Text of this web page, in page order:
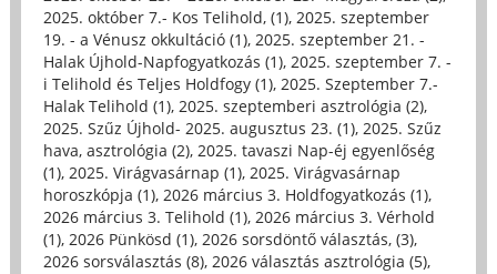
2025. október 7.- Kos Telihold, (1), 2025. szeptember
19. - a Vénusz okkultáció (1), 2025. szeptember 21. -
Halak Újhold-Napfogyatkozás (1), 2025. szeptember 7. -
i Telihold és Teljes Holdfogy (1), 2025. Szeptember 7.-
Halak Telihold (1), 2025. szeptemberi asztrológia (2),
2025. Szűz Újhold- 2025. augusztus 23. (1), 2025. Szűz
hava, asztrológia (2), 2025. tavaszi Nap-éj egyenlőség
(1), 2025. Virágvasárnap (1), 2025. Virágvasárnap
horoszkópja (1), 2026 március 3. Holdfogyatkozás (1),
2026 március 3. Telihold (1), 2026 március 3. Vérhold
(1), 2026 Pünkösd (1), 2026 sorsdöntő választás, (3),
2026 sorsválasztás (8), 2026 választás asztrológia (5),